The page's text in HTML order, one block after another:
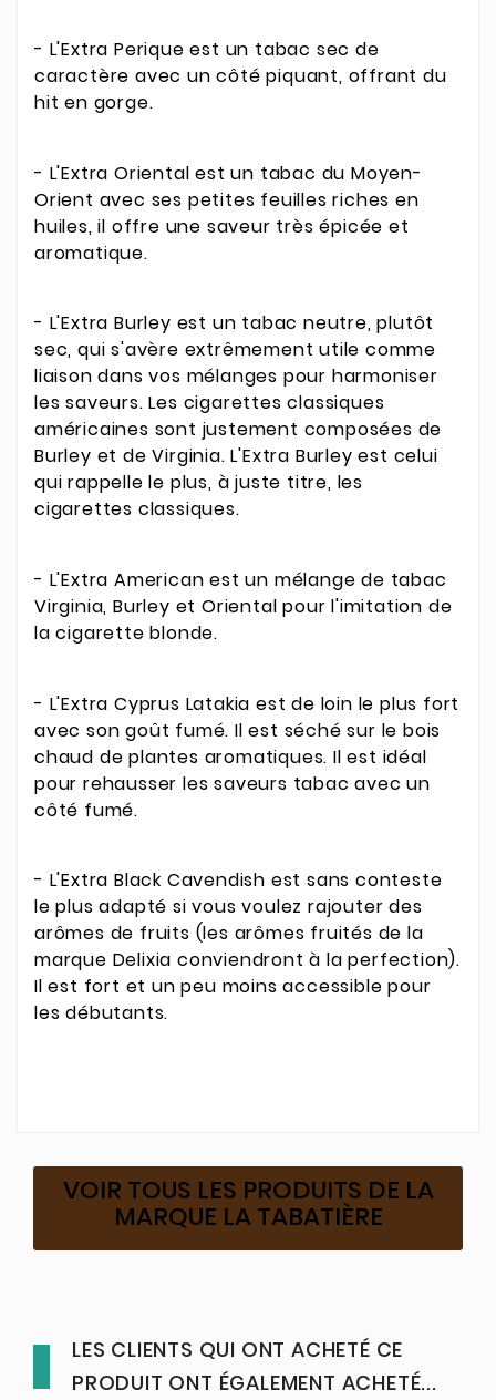
- L'Extra Perique est un tabac sec de
caractère avec un côté piquant, offrant du
hit en gorge.
- L'Extra Oriental est un tabac du Moyen-
Orient avec ses petites feuilles riches en
huiles, il offre une saveur très épicée et
aromatique.
- L'Extra Burley est un tabac neutre, plutôt
sec, qui s'avère extrêmement utile comme
liaison dans vos mélanges pour harmoniser
les saveurs. Les cigarettes classiques
américaines sont justement composées de
Burley et de Virginia. L'Extra Burley est celui
qui rappelle le plus, à juste titre, les
cigarettes classiques.
- L'Extra American est un mélange de tabac
Virginia, Burley et Oriental pour l'imitation de
la cigarette blonde.
- L'Extra Cyprus Latakia est de loin le plus fort
avec son goût fumé. Il est séché sur le bois
chaud de plantes aromatiques. Il est idéal
pour rehausser les saveurs tabac avec un
côté fumé.
- L'Extra Black Cavendish est sans conteste
le plus adapté si vous voulez rajouter des
arômes de fruits (les arômes fruités de la
marque Delixia conviendront à la perfection).
Il est fort et un peu moins accessible pour
les débutants.
VOIR TOUS LES PRODUITS DE LA
MARQUE LA TABATIÈRE
LES CLIENTS QUI ONT ACHETÉ CE
PRODUIT ONT ÉGALEMENT ACHETÉ...